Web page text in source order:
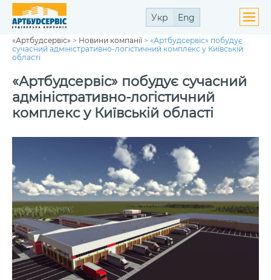
Укр Eng
«Артбудсервіс» > Новини компанії >«Артбудсервіс» побудує
сучасний адміністративно-логістичний комплекс у Київській
області
«Артбудсервіс» побудує сучасний
адміністративно-логістичний
комплекс у Київській області